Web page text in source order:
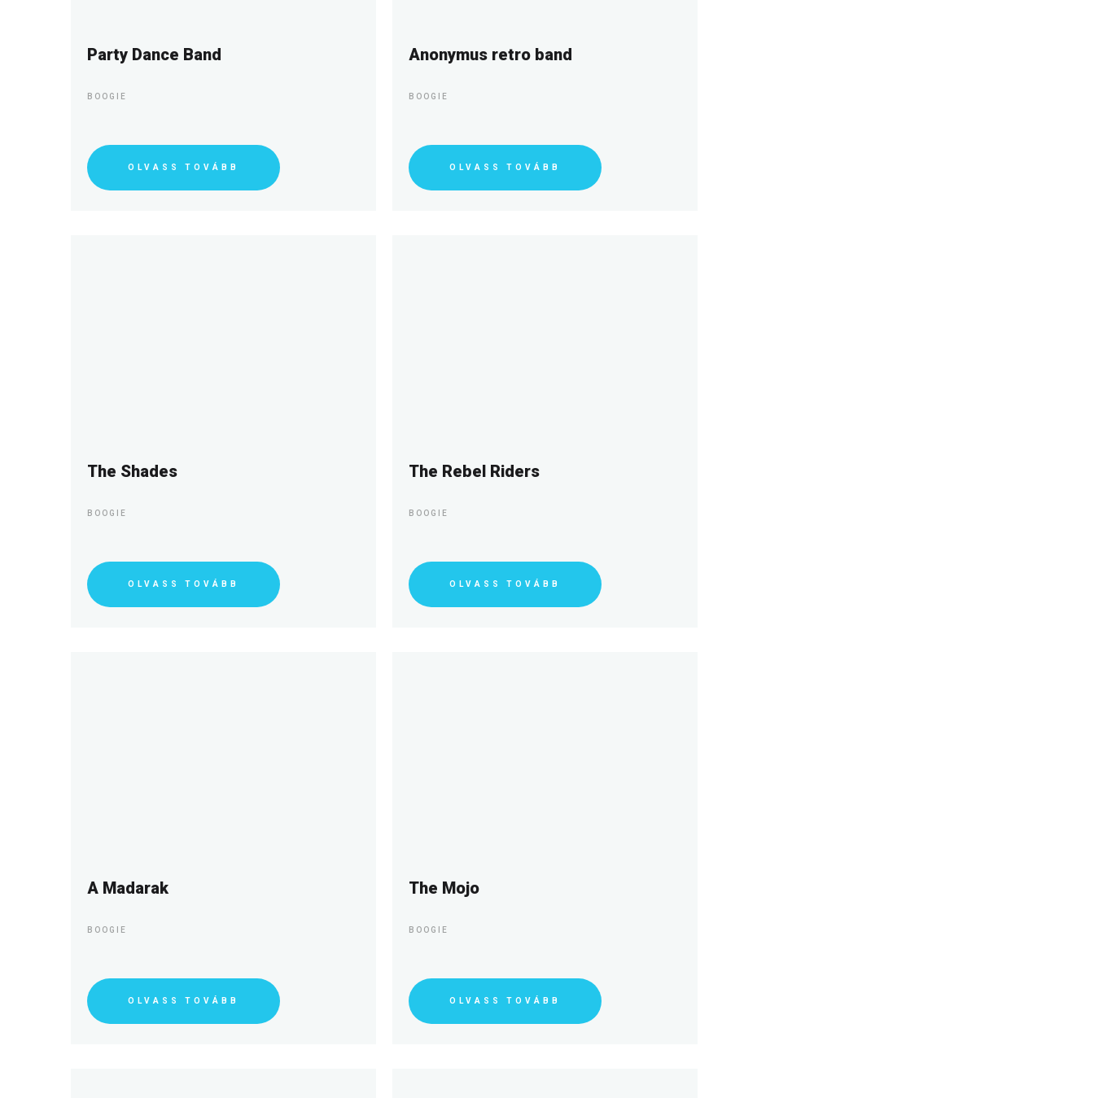
Party Dance Band
BOOGIE
OLVASS TOVÁBB
Anonymus retro band
BOOGIE
OLVASS TOVÁBB
The Shades
BOOGIE
OLVASS TOVÁBB
The Rebel Riders
BOOGIE
OLVASS TOVÁBB
A Madarak
BOOGIE
OLVASS TOVÁBB
The Mojo
BOOGIE
OLVASS TOVÁBB